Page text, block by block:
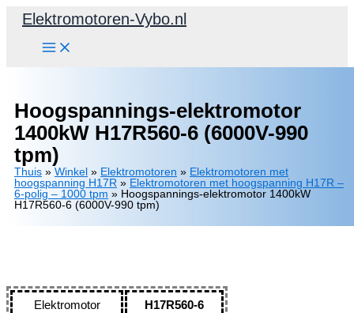
Elektromotoren-Vybo.nl
Hoogspannings-elektromotor
1400kW H17R560-6 (6000V-990
tpm)
Thuis » Winkel » Elektromotoren » Elektromotoren met
hoogspanning H17R » Elektromotoren met hoogspanning H17R –
6-polig – 1000 tpm » Hoogspannings-elektromotor 1400kW
H17R560-6 (6000V-990 tpm)
Elektromotor H17R560-6